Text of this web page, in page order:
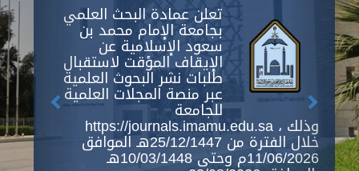
تعلن عمادة البحث العلمي
بجامعة الإمام محمد بن
سعود الإسلامية عن
الإيقاف المؤقت لاستقبال
طلبات نشر البحوث العلمية
عبر منصة المجلات العلمية
للجامعة
https://journals.imamu.edu.sa ، وذلك
خلال الفترة من 25/12/1447هـ الموافق
11/06/2026م وحتى 10/03/1448هـ